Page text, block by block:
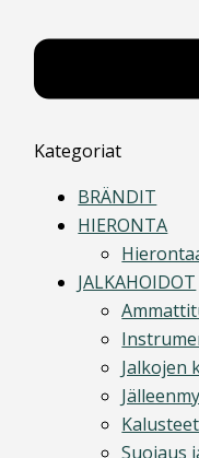
Kategoriat
BRÄNDIT
HIERONTA
JALKAHOIDOT
Jalkojen
Suojaus